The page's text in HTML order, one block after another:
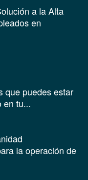
a la Alta
en
que puedes estar
en tu...
la operación de